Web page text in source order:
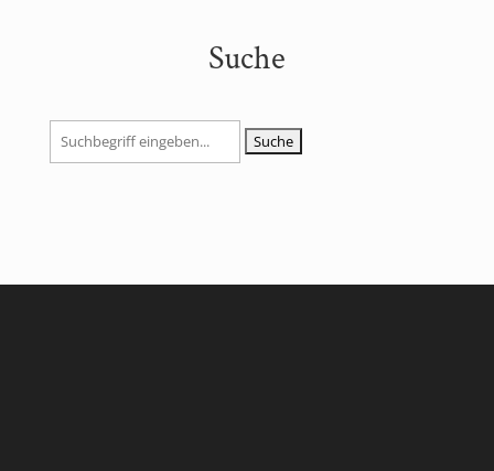
Suche
Suchen
nach: